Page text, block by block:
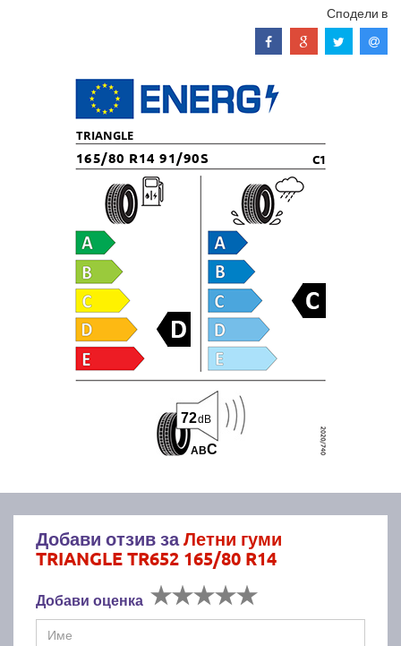
Сподели в
TRIANGLE
165/80 R14 91/90S C1
ABC
72dB
Добави отзив заЛетни гуми
TRIANGLE TR652 165/80 R14
Добави оценка